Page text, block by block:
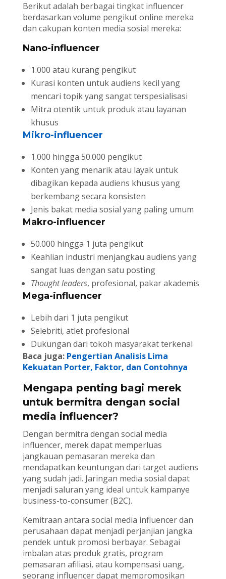
Berikut adalah berbagai tingkat influencer
berdasarkan volume pengikut online mereka
dan cakupan konten media sosial mereka:
Nano-influencer
1.000 atau kurang pengikut
Kurasi konten untuk audiens kecil yang
mencari topik yang sangat terspesialisasi
Mitra otentik untuk produk atau layanan
khusus
Mikro-influencer
1.000 hingga 50.000 pengikut
Konten yang menarik atau layak untuk
dibagikan kepada audiens khusus yang
berkembang secara konsisten
Jenis bakat media sosial yang paling umum
Makro-influencer
50.000 hingga 1 juta pengikut
Keahlian industri menjangkau audiens yang
sangat luas dengan satu posting
Thought leaders, profesional, pakar akademis
Mega-influencer
Lebih dari 1 juta pengikut
Selebriti, atlet profesional
Dukungan dari tokoh masyarakat terkenal
Baca juga: Pengertian Analisis Lima
Kekuatan Porter, Faktor, dan Contohnya
Mengapa penting bagi merek
untuk bermitra dengan social
media influencer?
Dengan bermitra dengan social media
influencer, merek dapat memperluas
jangkauan pemasaran mereka dan
mendapatkan keuntungan dari target audiens
yang sudah jadi. Jaringan media sosial dapat
menjadi saluran yang ideal untuk kampanye
business-to-consumer (B2C).
Kemitraan antara social media influencer dan
perusahaan dapat menjadi perjanjian jangka
pendek untuk promosi berbayar. Sebagai
imbalan atas produk gratis, program
pemasaran afiliasi, atau kompensasi uang,
seorang influencer dapat mempromosikan